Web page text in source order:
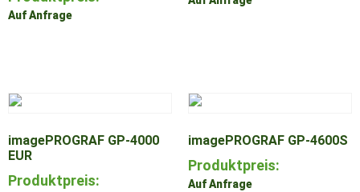
Auf Anfrage
imagePROGRAF GP-4000
EUR
Produktpreis:
imagePROGRAF GP-4600S
Produktpreis:
Auf Anfrage